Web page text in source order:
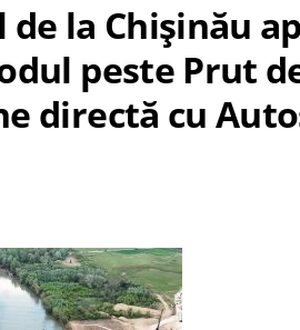
de la Chișinău
peste Prut
directă cu